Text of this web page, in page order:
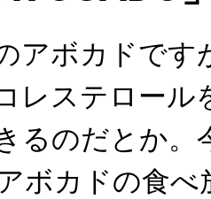
アボカドです
レステロール
るのだとか。
ボカドの食べ